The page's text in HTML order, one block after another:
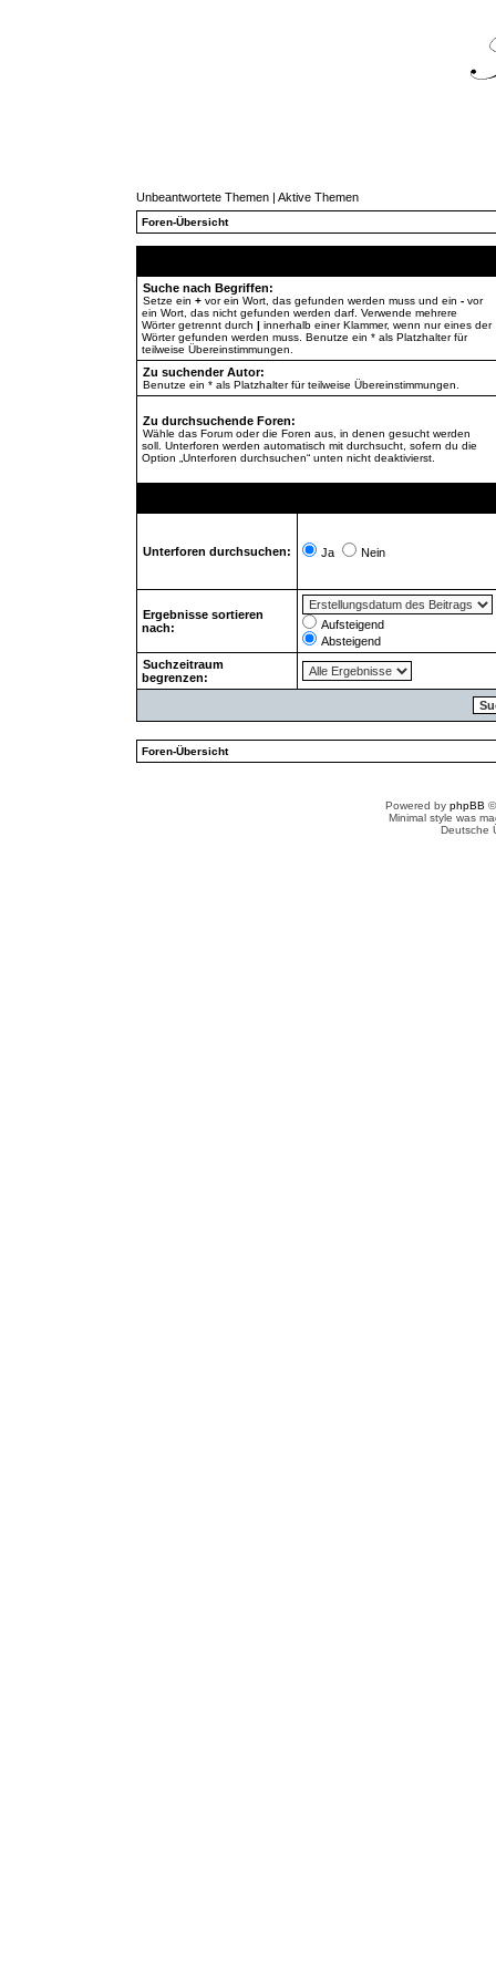
Unbeantwortete Themen| Aktive Themen
Foren-Übersicht
Suche nach Begriffen:
Setze ein +vor ein Wort, das gefunden werden muss und ein -vor
ein Wort, das nicht gefunden werden darf. Verwende mehrere
Wörter getrennt durch | innerhalb einer Klammer, wenn nur eines der
Wörter gefunden werden muss. Benutze ein * als Platzhalter für
teilweise Übereinstimmungen.
Zu suchender Autor:
Benutze ein * als Platzhalter für teilweise Übereinstimmungen.
Zu durchsuchende Foren:
Wähle das Forum oder die Foren aus, in denen gesucht werden
soll. Unterforen werden automatisch mit durchsucht, sofern du die
Option „Unterforen durchsuchen“ unten nicht deaktivierst.
Unterforen durchsuchen: Ja Nein
Ergebnisse sortieren
nach:
Aufsteigend
Absteigend
Suchzeitraum
begrenzen:
Foren-Übersicht
Powered by phpBB
Minimal style was
Deutsche